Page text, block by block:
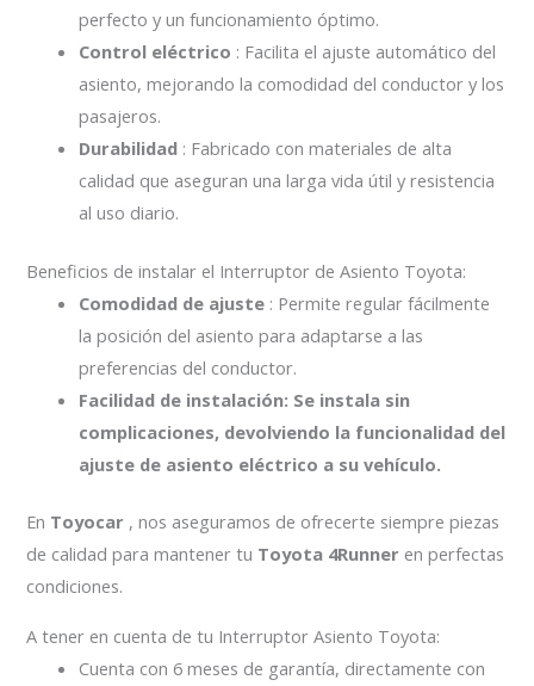
perfecto y un funcionamiento óptimo.
Control eléctrico : Facilita el ajuste automático del
asiento, mejorando la comodidad del conductor y los
pasajeros.
Durabilidad : Fabricado con materiales de alta
calidad que aseguran una larga vida útil y resistencia
al uso diario.
Beneficios de instalar el Interruptor de Asiento Toyota:
Comodidad de ajuste : Permite regular fácilmente
la posición del asiento para adaptarse a las
preferencias del conductor.
Facilidad de instalación: Se instala sin
complicaciones, devolviendo la funcionalidad del
ajuste de asiento eléctrico a su vehículo.
En Toyocar , nos aseguramos de ofrecerte siempre piezas
de calidad para mantener tu Toyota 4Runner en perfectas
condiciones.
A tener en cuenta de tu Interruptor Asiento Toyota:
Cuenta con 6 meses de garantía, directamente con